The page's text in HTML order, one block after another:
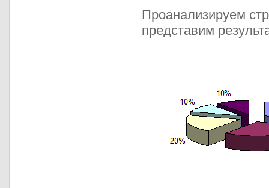
Проанализируем
представим